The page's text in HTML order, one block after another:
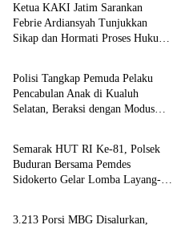
Ketua KAKI Jatim Sarankan
Febrie Ardiansyah Tunjukkan
Sikap dan Hormati Proses Hukum,
Berita
Polisi Tangkap Pemuda Pelaku
Pencabulan Anak di Kualuh
Selatan, Beraksi dengan Modus
Berita
Semarak HUT RI Ke-81, Polsek
Buduran Bersama Pemdes
Sidokerto Gelar Lomba Layang-
Berita
3.213 Porsi MBG Disalurkan,